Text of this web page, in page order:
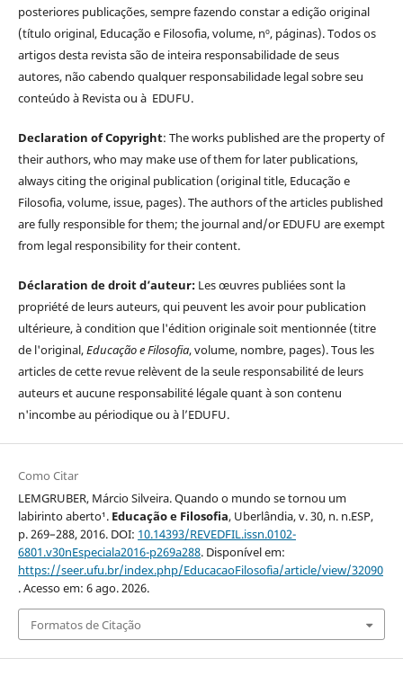
posteriores publicações, sempre fazendo constar a edição original
(título original, Educação e Filosofia, volume, nº, páginas). Todos os
artigos desta revista são de inteira responsabilidade de seus
autores, não cabendo qualquer responsabilidade legal sobre seu
conteúdo à Revista ou à EDUFU.
Declaration of Copyright: The works published are the property of
their authors, who may make use of them for later publications,
always citing the original publication (original title, Educação e
Filosofia, volume, issue, pages). The authors of the articles published
are fully responsible for them; the journal and/or EDUFU are exempt
from legal responsibility for their content.
Déclaration de droit d’auteur: Les œuvres publiées sont la
propriété de leurs auteurs, qui peuvent les avoir pour publication
ultérieure, à condition que l'édition originale soit mentionnée (titre
de l'original,Educação e Filosofia, volume, nombre, pages). Tous les
articles de cette revue relèvent de la seule responsabilité de leurs
auteurs et aucune responsabilité légale quant à son contenu
n'incombe au périodique ou à l’EDUFU.
Como Citar
LEMGRUBER, Márcio Silveira. Quando o mundo se tornou um
labirinto aberto¹. Educação e Filosofia, Uberlândia, v. 30, n. n.ESP,
p. 269–288, 2016. DOI: 10.14393/REVEDFIL.issn.0102-
6801.v30nEspeciala2016-p269a288. Disponível em:
https://seer.ufu.br/index.php/EducacaoFilosofia/article/view/32090
. Acesso em: 6 ago. 2026.
Formatos de Citação